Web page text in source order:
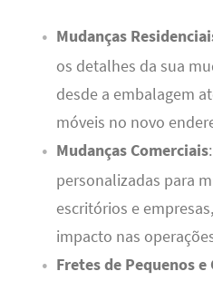
Mudanças
os detalhes da sua
desde a embalagem
móveis no novo
Mudanças Comerciais
personalizadas para
escritórios e
impacto nas
Fretes de Pequenos e